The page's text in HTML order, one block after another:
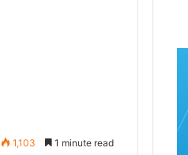
1,103 1 minute read